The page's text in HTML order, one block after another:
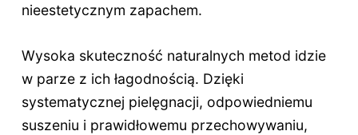
nieestetycznym zapachem.
Wysoka skuteczność naturalnych metod idzie
w parze z ich łagodnością. Dzięki
systematycznej pielęgnacji, odpowiedniemu
suszeniu i prawidłowemu przechowywaniu,